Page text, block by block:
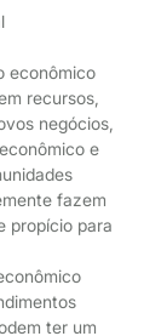
econômico
recursos,
negócios,
e
fazem
propício para
ter um